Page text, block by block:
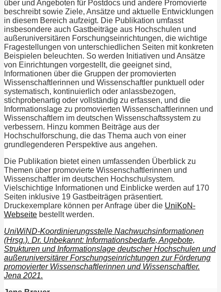
über und Angeboten für Postdocs und andere Promovierte
beschreibt sowie Ziele, Ansätze und aktuelle Entwicklungen
in diesem Bereich aufzeigt. Die Publikation umfasst
insbesondere auch Gastbeiträge aus Hochschulen und
außeruniversitären Forschungseinrichtungen, die wichtige
Fragestellungen von unterschiedlichen Seiten mit konkreten
Beispielen beleuchten. So werden Initiativen und Ansätze
von Einrichtungen vorgestellt, die geeignet sind,
Informationen über die Gruppen der promovierten
Wissenschaftlerinnen und Wissenschaftler punktuell oder
systematisch, kontinuierlich oder anlassbezogen,
stichprobenartig oder vollständig zu erfassen, und die
Informationslage zu promovierten Wissenschaftlerinnen und
Wissenschaftlern im deutschen Wissenschaftssystem zu
verbessern. Hinzu kommen Beiträge aus der
Hochschulforschung, die das Thema auch von einer
grundlegenderen Perspektive aus angehen.
Die Publikation bietet einen umfassenden Überblick zu
Themen über promovierte Wissenschaftlerinnen und
Wissenschaftler im deutschen Hochschulsystem.
Vielschichtige Informationen und Einblicke werden auf 170
Seiten inklusive 19 Gastbeiträgen präsentiert.
Druckexemplare können per Anfrage über die UniKoN-
Webseite bestellt werden.
UniWiND-Koordinierungsstelle Nachwuchsinformationen
(Hrsg.). Dr. Unbekannt: Informationsbedarfe, Angebote,
Strukturen und Informationslage deutscher Hochschulen und
außeruniversitärer Forschungseinrichtungen zur Förderung
promovierter Wissenschaftlerinnen und Wissenschaftler.
Jena 2021.